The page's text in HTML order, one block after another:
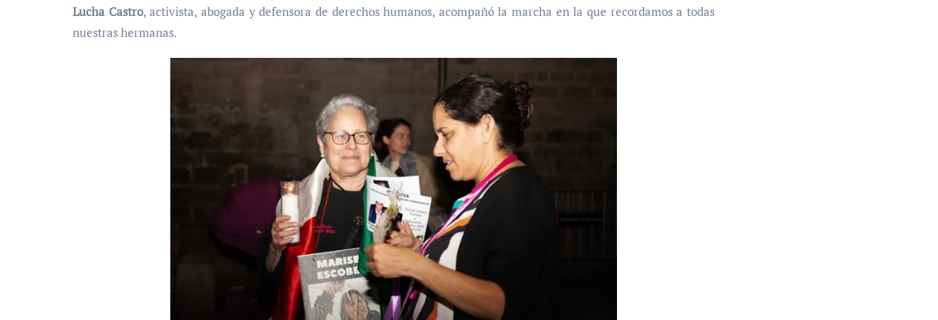
Lucha Castro, activista, abogada y defensora de derechos humanos, acompañó la marcha en la que recordamos a todas
nuestras hermanas.